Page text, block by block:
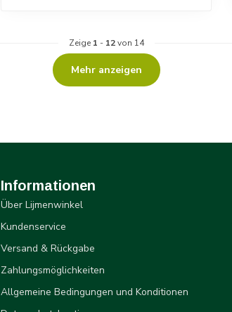
Zeige 1 - 12von 14
Mehr anzeigen
Informationen
Über Lijmenwinkel
Kundenservice
Versand & Rückgabe
Zahlungsmöglichkeiten
Allgemeine Bedingungen und Konditionen